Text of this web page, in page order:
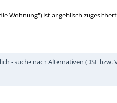
Wohnung") ist angeblisch
- suche nach Alternativen (DSL bzw.